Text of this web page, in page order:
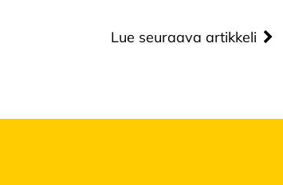
Lue seuraava artikkeli